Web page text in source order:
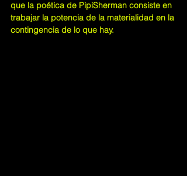
que la poética de PipiSherman consiste en
trabajar la potencia de la materialidad en la
contingencia de lo que hay.